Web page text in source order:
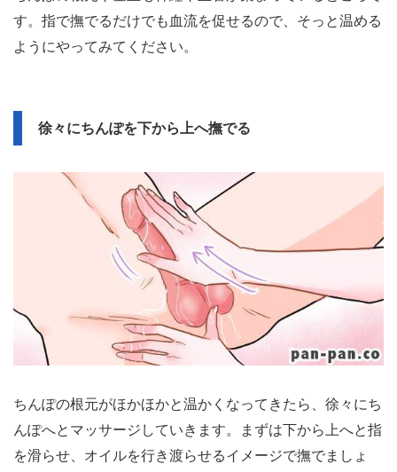
す。指で撫でるだけでも血流を促せるので、そっと温める
ようにやってみてください。
徐々にちんぽを下から上へ撫でる
ちんぽの根元がほかほかと温かくなってきたら、徐々にち
んぽへとマッサージしていきます。まずは下から上へと指
を滑らせ、オイルを行き渡らせるイメージで撫でましょ